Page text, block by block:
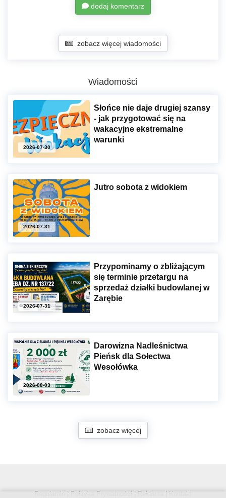
dodaj komentarz
zobacz więcej wiadomości
Wiadomości
2026-07-30
Słońce nie daje drugiej szansy
- jak przygotować się na
wakacyjne ekstremalne
warunki
2026-07-31
Jutro sobota z widokiem
2026-07-31
Przypominamy o zbliżającym
się terminie przetargu na
sprzedaż działki budowlanej w
Zarębie
2026-08-03
Darowizna Nadleśnictwa
Pieńsk dla Sołectwa
Wesołówka
zobacz więcej
Regulamin | Polityka Prywatności | Reklama | Kontakt